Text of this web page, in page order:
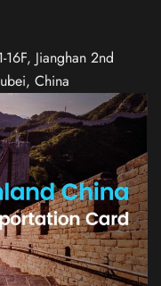
Jianghan 2nd
China